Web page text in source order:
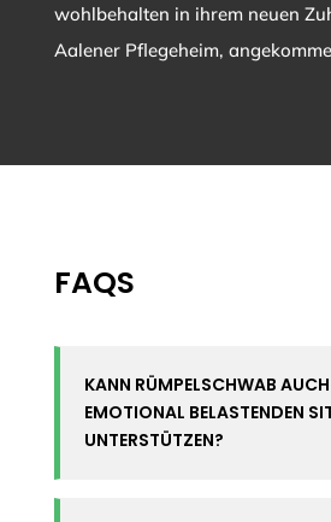
wohlbehalten in ihrem neuen
Aalener Pflegeheim,
FAQS
KANN RÜMPELSCHWAB AUCH
EMOTIONAL BELASTENDEN
UNTERSTÜTZEN?